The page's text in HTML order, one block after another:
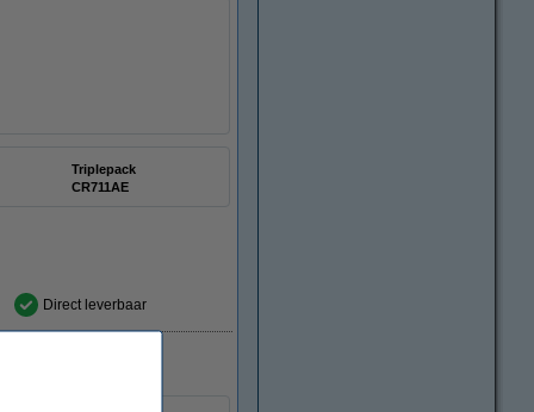
Triplepack
CR711AE
Direct leverbaar